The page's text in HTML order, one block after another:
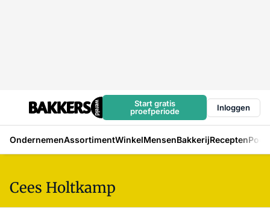
Start gratis
proefperiode
Inloggen
OndernemenAssortimentWinkelMensenBakkerijRecepten
Cees Holtkamp